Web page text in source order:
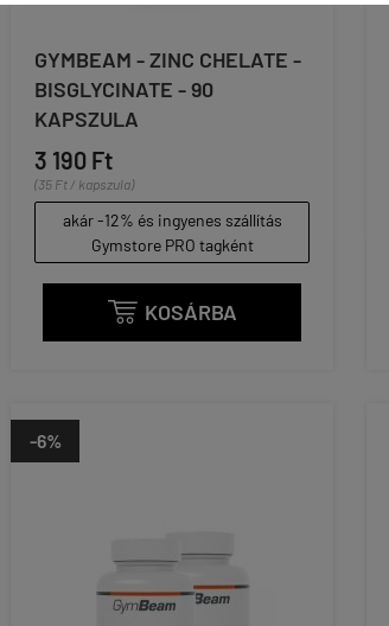
GYMBEAM - ZINC CHELATE -
BISGLYCINATE - 90
KAPSZULA
3 190 Ft
(35 Ft / kapszula)
akár -12% és ingyenes szállítás
Gymstore PRO tagként
 KOSÁRBA
-6%